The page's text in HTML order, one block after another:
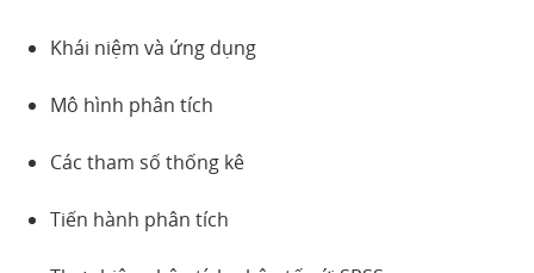
Khái niệm và ứng dụng
Mô hình phân tích
Các tham số thống kê
Tiến hành phân tích